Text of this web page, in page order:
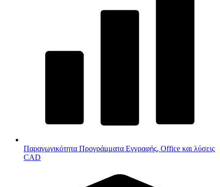
Παραγωγικότητα Προγράμματα Εγγραφής, Office και λύσεις
CAD